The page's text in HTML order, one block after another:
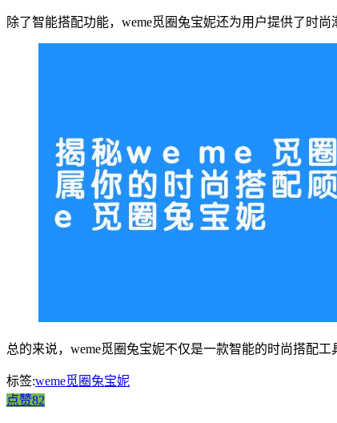
除了智能搭配功能，weme觅圈兔宝妮还为用户提供了时
总的来说，weme觅圈兔宝妮不仅是一款智能的时尚搭配
标签:weme觅圈兔宝妮
点赞82